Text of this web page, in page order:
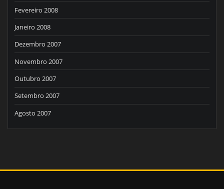
Fevereiro 2008
Janeiro 2008
Dezembro 2007
Novembro 2007
Outubro 2007
Setembro 2007
Agosto 2007